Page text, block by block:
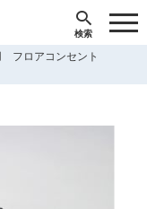
フロアコンセント